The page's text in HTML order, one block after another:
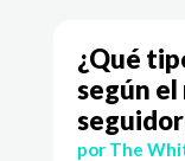
¿Qué
según
por The